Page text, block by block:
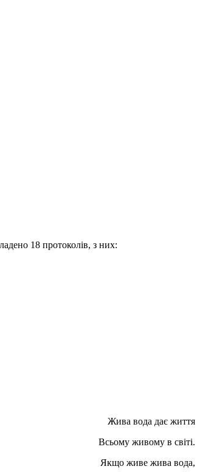
18 протоколів, з них:
Жива вода дає життя
Всьому живому в світі.
Якщо живе жива вода,